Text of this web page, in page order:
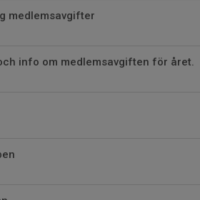
medlemsavgifter
info om medlemsavgiften för året.